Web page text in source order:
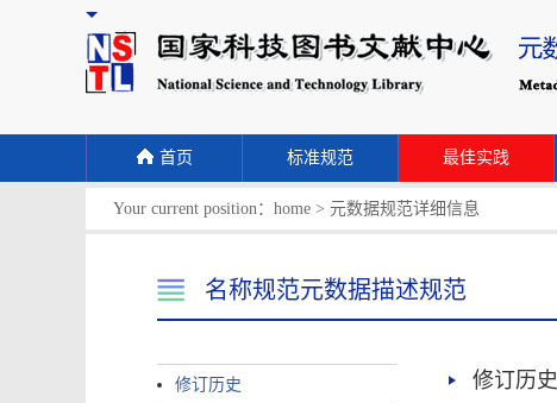
首页 标准规范 最佳实践
Your current position： home > 元数据规范详细信息
名称规范元数据描述规范
修订历史 修订历史